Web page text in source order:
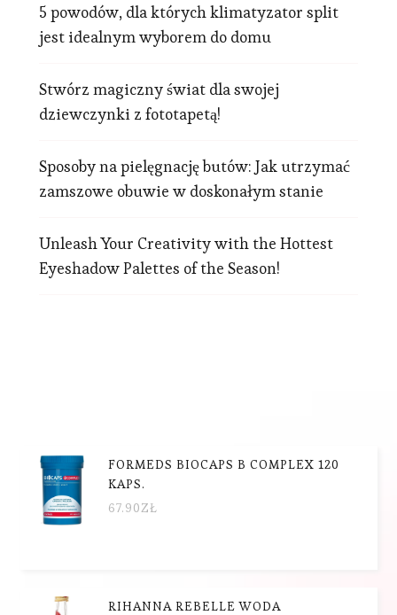
5 powodów, dla których klimatyzator split
jest idealnym wyborem do domu
Stwórz magiczny świat dla swojej
dziewczynki z fototapetą!
Sposoby na pielęgnację butów: Jak utrzymać
zamszowe obuwie w doskonałym stanie
Unleash Your Creativity with the Hottest
Eyeshadow Palettes of the Season!
FORMEDS BIOCAPS B COMPLEX 120
KAPS.
67.90ZŁ
RIHANNA REBELLE WODA